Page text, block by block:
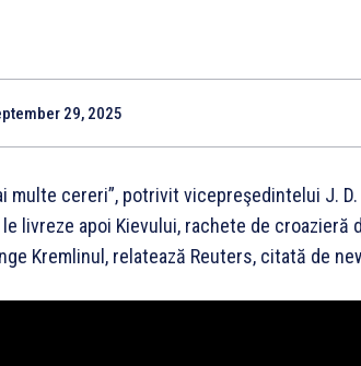
29, 2025
multe cereri”, potrivit vicepreşedintelui J.
livreze apoi Kievului, rachete de croazieră
Kremlinul, relatează Reuters, citată de